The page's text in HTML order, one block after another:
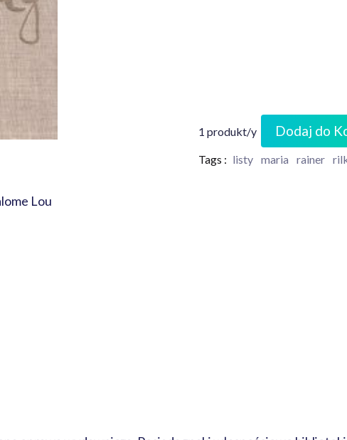
1 produkt/y Dodaj do
Tags : listy maria rainer
Lou